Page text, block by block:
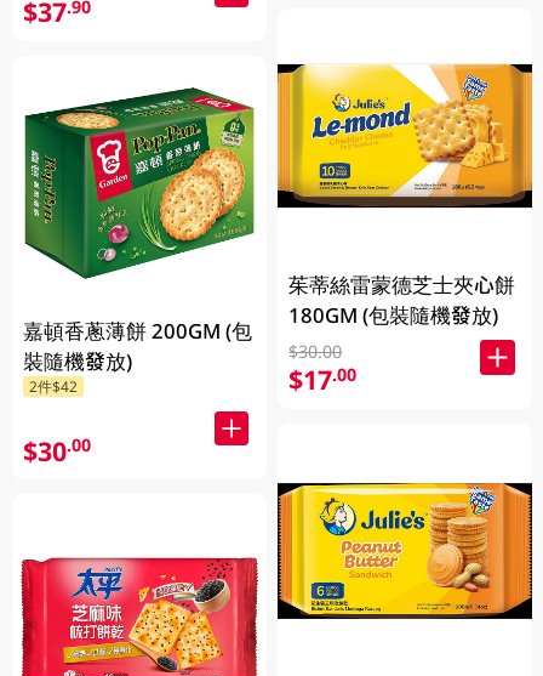
$37.90
嘉頓香蔥薄餅 200GM (包
裝隨機發放)
2件$42
$30.00
茱蒂絲雷蒙德芝士夾心餅
180GM (包裝隨機發放)
$30.00
$17.00